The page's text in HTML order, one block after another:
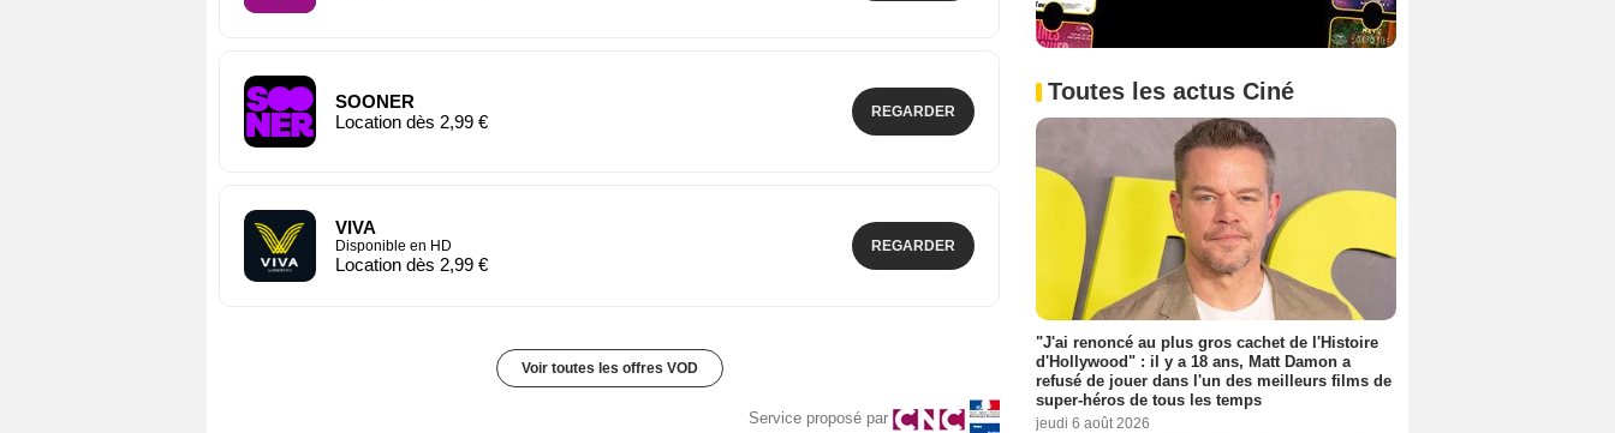
SOONER
Location dès 2,99 €
REGARDER
VIVA
Disponible en HD
Location dès 2,99 €
REGARDER
Voir toutes les offres VOD
Service proposé par
Toutes les actus Ciné
"J'ai renoncé au plus gros cachet de l'Histoire
d'Hollywood" : il y a 18 ans, Matt Damon a
refusé de jouer dans l'un des meilleurs films de
super-héros de tous les temps
jeudi 6 août 2026